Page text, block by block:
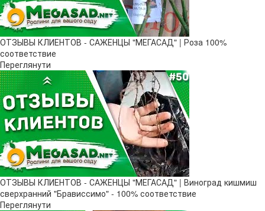
ОТЗЫВЫ КЛИЕНТОВ - САЖЕНЦЫ "МЕГАСАД" | Роза 100%
соответствие
Переглянути
ОТЗЫВЫ КЛИЕНТОВ - САЖЕНЦЫ "МЕГАСАД" | Виноград кишмиш
сверхранний "Брависсимо" - 100% соответствие
Переглянути